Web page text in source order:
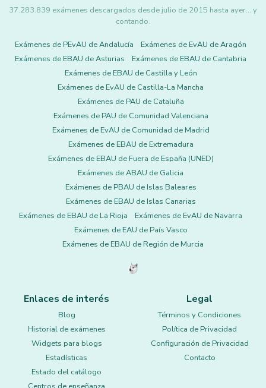
37.283.839 exámenes descargados desde julio de 2015 hasta ayer... y
contando.
Exámenes de PEvAU de Andalucía
Exámenes de EvAU de Aragón
Exámenes de EBAU de Asturias
Exámenes de EBAU de Cantabria
Exámenes de EBAU de Castilla y León
Exámenes de EvAU de Castilla-La Mancha
Exámenes de PAU de Cataluña
Exámenes de PAU de Comunidad Valenciana
Exámenes de EvAU de Comunidad de Madrid
Exámenes de EBAU de Extremadura
Exámenes de EBAU de Fuera de España (UNED)
Exámenes de ABAU de Galicia
Exámenes de PBAU de Islas Baleares
Exámenes de EBAU de Islas Canarias
Exámenes de EBAU de La Rioja
Exámenes de EvAU de Navarra
Exámenes de EAU de País Vasco
Exámenes de EBAU de Región de Murcia
Enlaces de interés
Blog
Historial de exámenes
Widgets para blogs
Estadísticas
Estado del catálogo
Legal
Términos y Condiciones
Política de Privacidad
Configuración de Privacidad
Contacto